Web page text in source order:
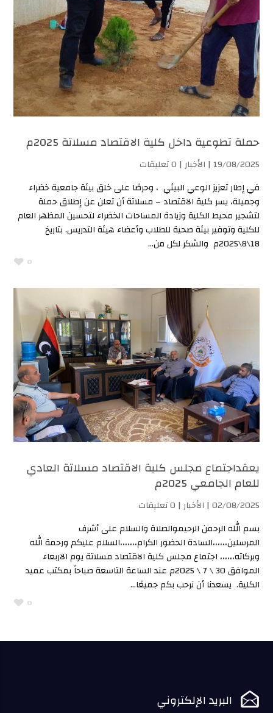
حملة تطوعية داخل كلية الاقتصاد مسلاتة 2025م
19/08/2025 | الأخبار | 0 تعليقات
في إطار تعزيز الوعي البيئي ، وحرصًا على خلق بيئة جامعية خضراء
وجميلة، يسر كلية الاقتصاد – مسلاتة أن تعلن عن إطلاق حملة
لتشجير محيط الكلية وزيادة المساحات الخضراء لتحسين المظهر العام
للكلية وتوفير بيئة صحية للطلاب وأعضاء هيئة التدريس. بتاريخ
18\8\2025م والشكر لكل من...
0
يعقداجتماع مجلس كلية الاقتصاد مسلاتة العادي
للعام الجامعي 2025م
02/08/2025 | الأخبار | 0 تعليقات
بسم الله الرحمن الرحيموالصلاة والسلام على أشرف
المرسلين،،،،،،السادة الحضور الكرام،،،،،،،السلام عليكم ورحمة الله
وبركاته،،،،،، اجتماع مجلس كلية الاقتصاد مسلاتة يوم الاربعاء
الموافق 30 \ 7 \ 2025م عند الساعة التاسعة صباحاً بمكتب عميد
الكلية. يسعدنا أن نرحب بكم جميعًا...
0
 البريد الإلكتروني